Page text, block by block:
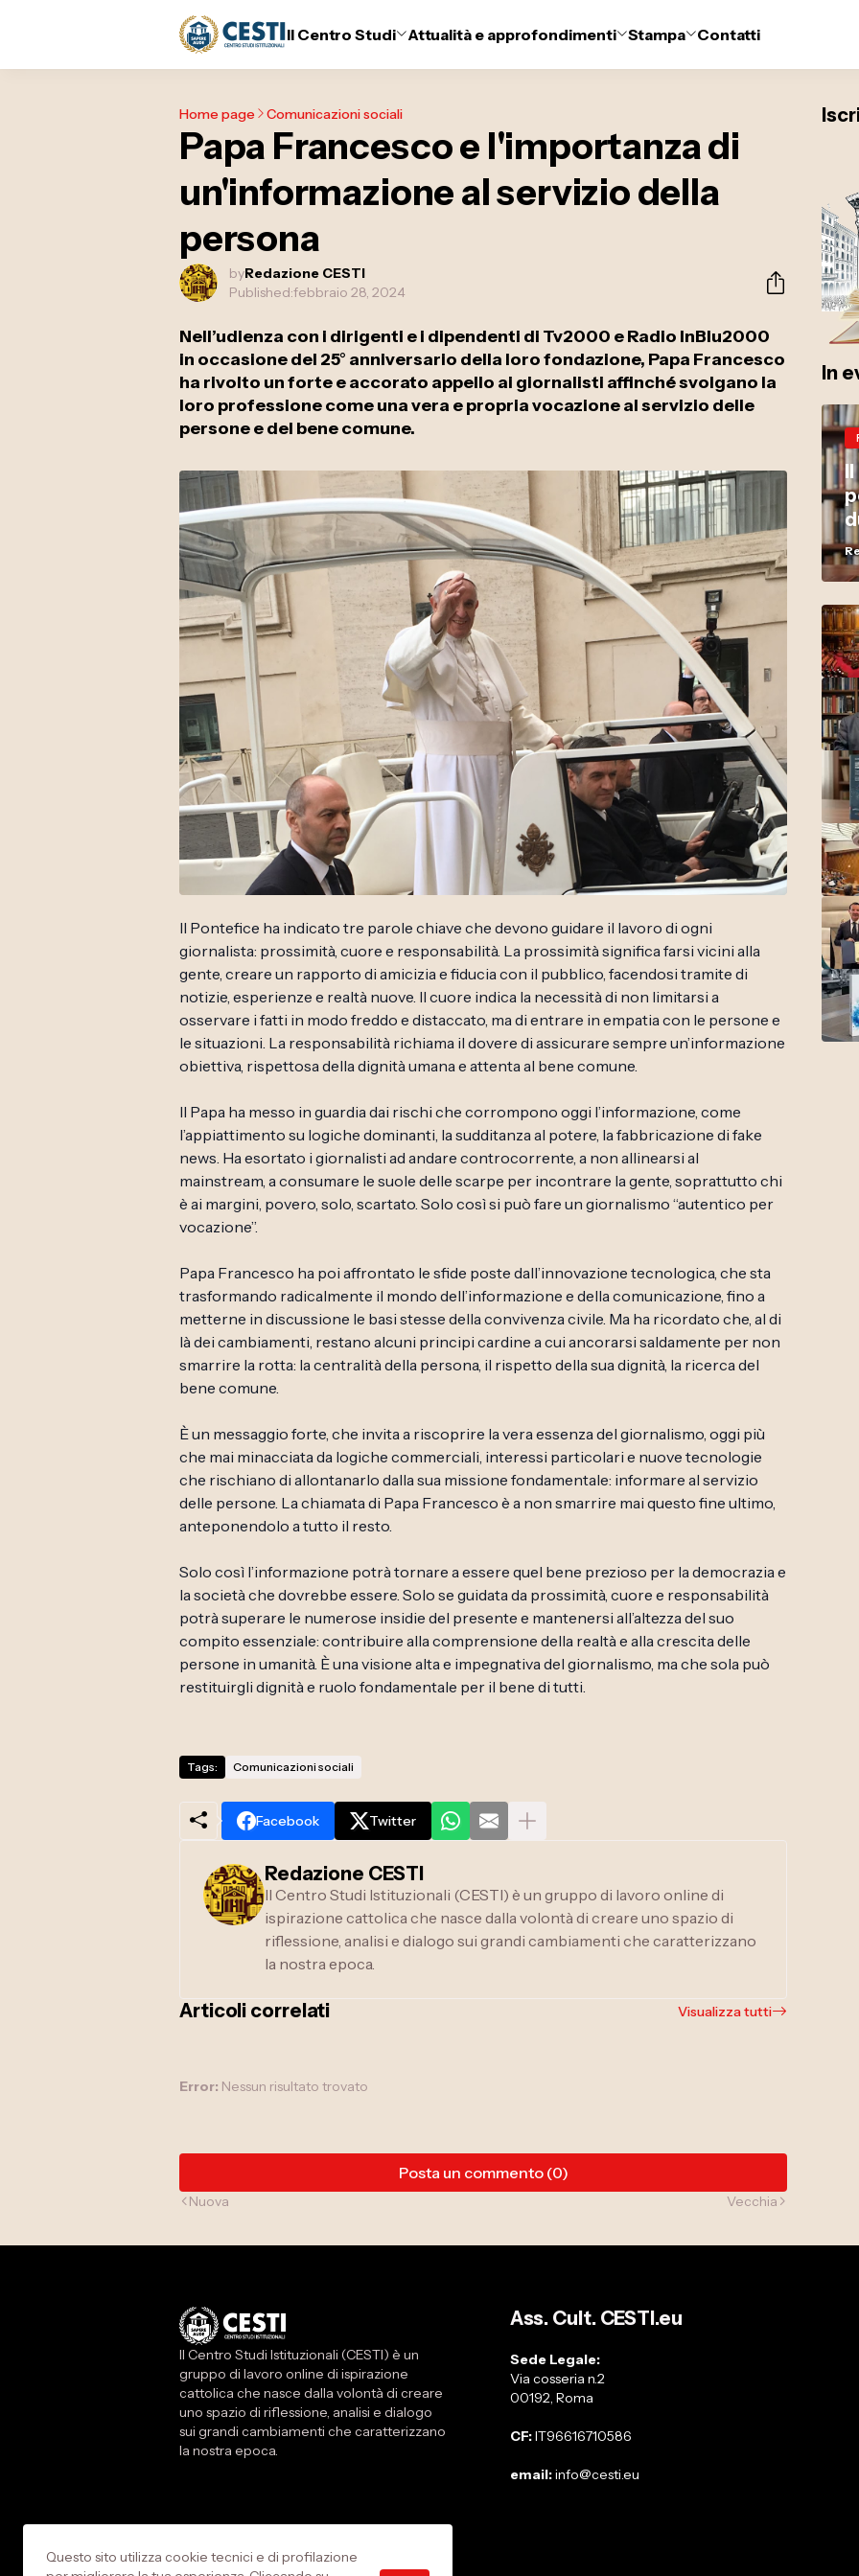
Il Centro Studi Attualità e approfondimenti Stampa Contatti
Home page Comunicazioni sociali
Papa Francesco e l'importanza di
un'informazione al servizio della
persona
byRedazione CESTI
Published:febbraio 28, 2024
Nell’udienza con i dirigenti e i dipendenti di Tv2000 e Radio InBlu2000
in occasione del 25° anniversario della loro fondazione, Papa Francesco
ha rivolto un forte e accorato appello ai giornalisti affinché svolgano la
loro professione come una vera e propria vocazione al servizio delle
persone e del bene comune.
Il Pontefice ha indicato tre parole chiave che devono guidare il lavoro di ogni
giornalista: prossimità, cuore e responsabilità. La prossimità significa farsi vicini alla
gente, creare un rapporto di amicizia e fiducia con il pubblico, facendosi tramite di
notizie, esperienze e realtà nuove. Il cuore indica la necessità di non limitarsi a
osservare i fatti in modo freddo e distaccato, ma di entrare in empatia con le persone e
le situazioni. La responsabilità richiama il dovere di assicurare sempre un’informazione
obiettiva, rispettosa della dignità umana e attenta al bene comune.
Il Papa ha messo in guardia dai rischi che corrompono oggi l’informazione, come
l’appiattimento su logiche dominanti, la sudditanza al potere, la fabbricazione di fake
news. Ha esortato i giornalisti ad andare controcorrente, a non allinearsi al
mainstream, a consumare le suole delle scarpe per incontrare la gente, soprattutto chi
è ai margini, povero, solo, scartato. Solo così si può fare un giornalismo “autentico per
vocazione”.
Papa Francesco ha poi affrontato le sfide poste dall’innovazione tecnologica, che sta
trasformando radicalmente il mondo dell’informazione e della comunicazione, fino a
metterne in discussione le basi stesse della convivenza civile. Ma ha ricordato che, al di
là dei cambiamenti, restano alcuni principi cardine a cui ancorarsi saldamente per non
smarrire la rotta: la centralità della persona, il rispetto della sua dignità, la ricerca del
bene comune.
È un messaggio forte, che invita a riscoprire la vera essenza del giornalismo, oggi più
che mai minacciata da logiche commerciali, interessi particolari e nuove tecnologie
che rischiano di allontanarlo dalla sua missione fondamentale: informare al servizio
delle persone. La chiamata di Papa Francesco è a non smarrire mai questo fine ultimo,
anteponendolo a tutto il resto.
Solo così l’informazione potrà tornare a essere quel bene prezioso per la democrazia e
la società che dovrebbe essere. Solo se guidata da prossimità, cuore e responsabilità
potrà superare le numerose insidie del presente e mantenersi all’altezza del suo
compito essenziale: contribuire alla comprensione della realtà e alla crescita delle
persone in umanità. È una visione alta e impegnativa del giornalismo, ma che sola può
restituirgli dignità e ruolo fondamentale per il bene di tutti.
Tags: Comunicazioni sociali
Facebook Twitter
Redazione CESTI
Il Centro Studi Istituzionali (CESTI) è un gruppo di lavoro online di
ispirazione cattolica che nasce dalla volontà di creare uno spazio di
riflessione, analisi e dialogo sui grandi cambiamenti che caratterizzano
la nostra epoca.
Articoli correlati Visualizza tutti
Error: Nessun risultato trovato
Posta un commento (0)
Nuova Vecchia
In
Il Centro Studi Istituzionali (CESTI) è un
gruppo di lavoro online di ispirazione
cattolica che nasce dalla volontà di creare
uno spazio di riflessione, analisi e dialogo
sui grandi cambiamenti che caratterizzano
la nostra epoca.
Ass. Cult. CESTI.eu
Sede Legale:
Via cosseria n.2
00192, Roma
CF:IT96616710586
email:info@cesti.eu
Questo sito utilizza cookie tecnici e di profilazione